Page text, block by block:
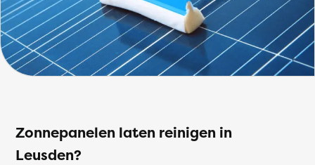
Zonnepanelen laten reinigen in
Leusden?